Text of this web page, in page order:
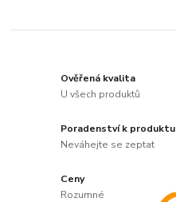
Ověřená kvalita
U všech produktů
Poradenství k produktu
Neváhejte se zeptat
Ceny
Rozumné